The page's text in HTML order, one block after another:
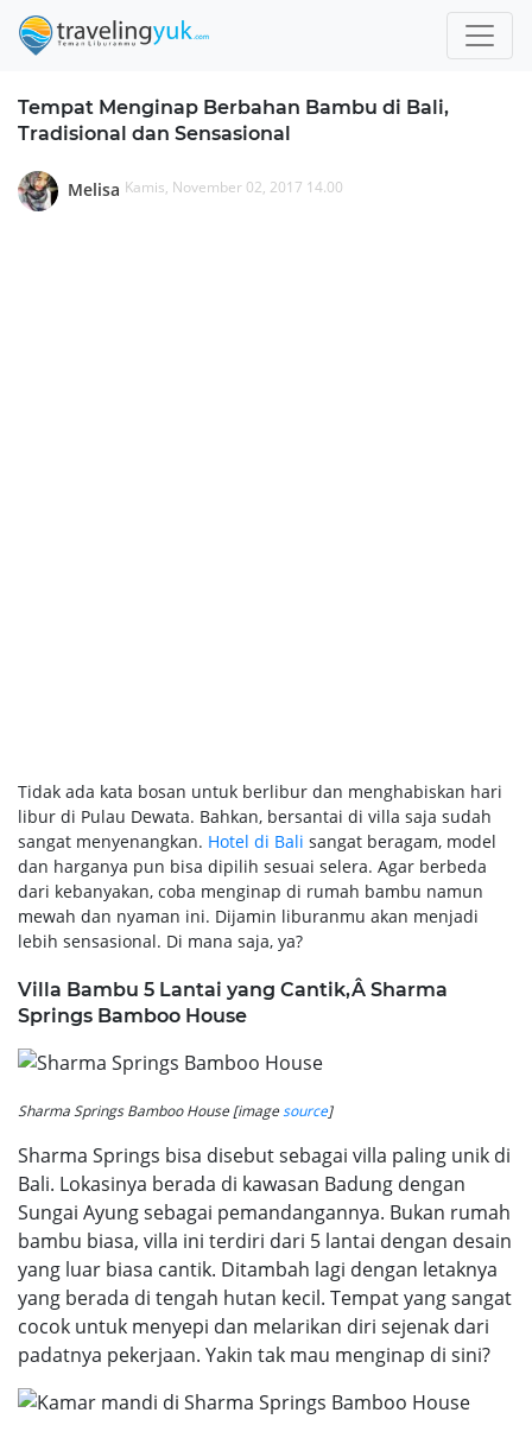
Tempat Menginap Berbahan Bambu di Bali,
Tradisional dan Sensasional
Melisa Kamis, November 02, 2017 14.00
Tidak ada kata bosan untuk berlibur dan menghabiskan hari
libur di Pulau Dewata. Bahkan, bersantai di villa saja sudah
sangat menyenangkan. Hotel di Bali sangat beragam, model
dan harganya pun bisa dipilih sesuai selera. Agar berbeda
dari kebanyakan, coba menginap di rumah bambu namun
mewah dan nyaman ini. Dijamin liburanmu akan menjadi
lebih sensasional. Di mana saja, ya?
Villa Bambu 5 Lantai yang Cantik,Â Sharma
Springs Bamboo House
Sharma Springs Bamboo House [imagesource]
Sharma Springs bisa disebut sebagai villa paling unik di
Bali. Lokasinya berada di kawasan Badung dengan
Sungai Ayung sebagai pemandangannya. Bukan rumah
bambu biasa, villa ini terdiri dari 5 lantai dengan desain
yang luar biasa cantik. Ditambah lagi dengan letaknya
yang berada di tengah hutan kecil. Tempat yang sangat
cocok untuk menyepi dan melarikan diri sejenak dari
padatnya pekerjaan. Yakin tak mau menginap di sini?